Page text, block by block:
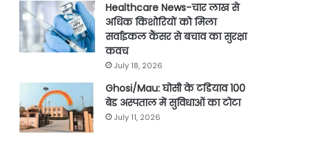
Healthcare News-चार लाख से
अधिक किशोरियों को मिला
सर्वाइकल कैंसर से बचाव का सुरक्षा
कवच
July 18, 2026
Ghosi/Mau: घोसी के टडियाव 100
बेड अस्पताल में सुविधाओं का टोटा
July 11, 2026